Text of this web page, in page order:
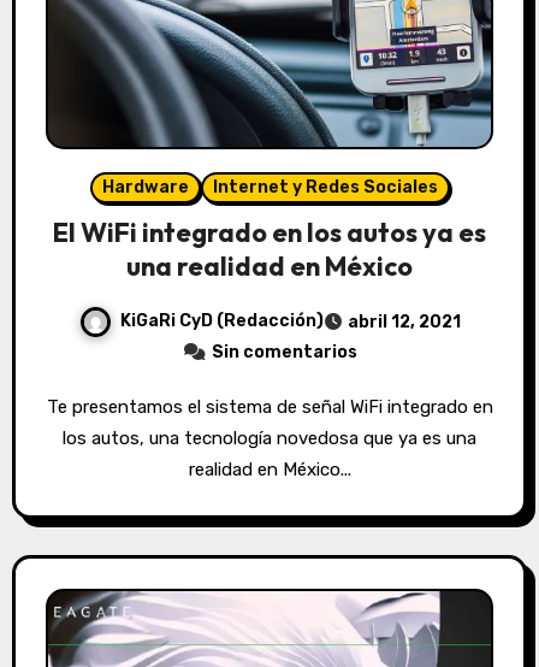
Hardware Internet y Redes Sociales
El WiFi integrado en los autos ya es
una realidad en México
KiGaRi CyD (Redacción)
abril 12, 2021
Sin comentarios
Te presentamos el sistema de señal WiFi integrado en
los autos, una tecnología novedosa que ya es una
realidad en México...